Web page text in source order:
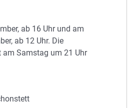
ab 16 Uhr und am
ab 12 Uhr. Die
am Samstag um 21 Uhr